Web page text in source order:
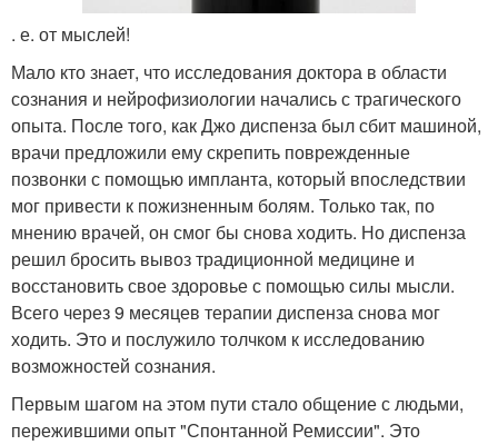
. е. от мыслей!
Мало кто знает, что исследования доктора в области
сознания и нейрофизиологии начались с трагического
опыта. После того, как Джо диспенза был сбит машиной,
врачи предложили ему скрепить поврежденные
позвонки с помощью импланта, который впоследствии
мог привести к пожизненным болям. Только так, по
мнению врачей, он смог бы снова ходить. Но диспенза
решил бросить вывоз традиционной медицине и
восстановить свое здоровье с помощью силы мысли.
Всего через 9 месяцев терапии диспенза снова мог
ходить. Это и послужило толчком к исследованию
возможностей сознания.
Первым шагом на этом пути стало общение с людьми,
пережившими опыт "Спонтанной Ремиссии". Это